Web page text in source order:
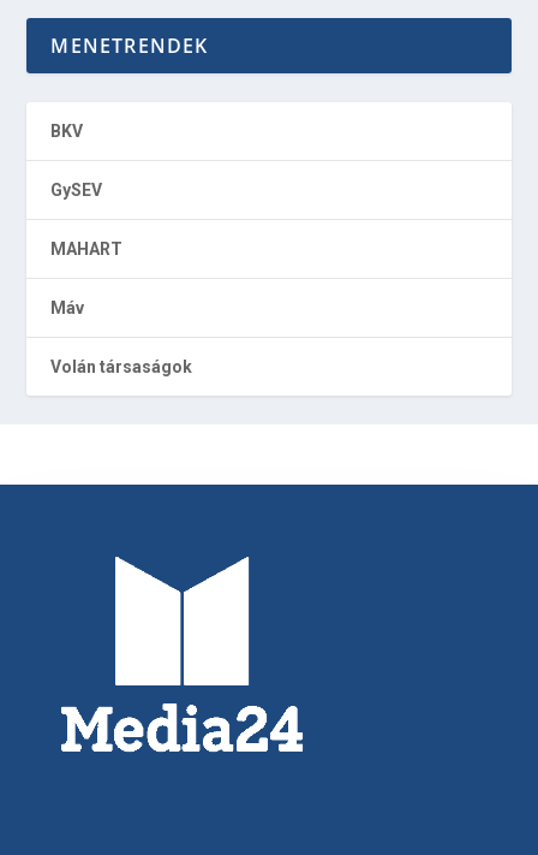
MENETRENDEK
BKV
GySEV
MAHART
Máv
Volán társaságok